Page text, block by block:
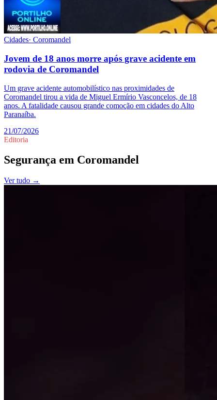
Cidades· Coromandel
Jovem de 18 anos morre após grave acidente em
rodovia de Coromandel
Um grave acidente automobilístico nas proximidades de
Coromandel tirou a vida de Miguel Ermírio Vasconcelos, de 18
anos. A fatalidade causou grande comoção em cidades do Alto
Paranaíba.
21/07/2026
Editoria
Segurança em Coromandel
Ver tudo →